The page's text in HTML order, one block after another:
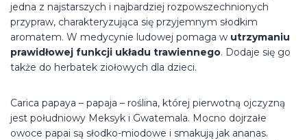
jedna z najstarszych i najbardziej rozpowszechnionych
przypraw, charakteryzująca się przyjemnym słodkim
aromatem. W medycynie ludowej pomaga w utrzymaniu
prawidłowej funkcji układu trawiennego. Dodaje się go
także do herbatek ziołowych dla dzieci.
Carica papaya – papaja – roślina, której pierwotną ojczyzną
jest południowy Meksyk i Gwatemala. Mocno dojrzałe
owoce papai są słodko-miodowe i smakują jak ananas.